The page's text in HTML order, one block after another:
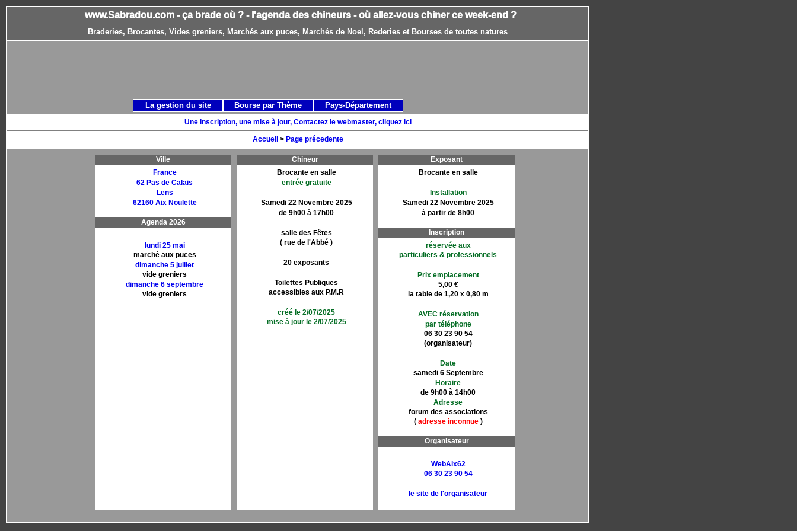
www.Sabradou.com - ça brade où ? - l'agenda des chineurs - où allez-vous chiner ce week-end ?
Braderies, Brocantes, Vides greniers, Marchés aux puces, Marchés de Noel, Rederies et Bourses de toutes natures
Une Inscription, une mise à jour, Contactez le webmaster, cliquez ici
Accueil > Page précedente
Ville
France
62 Pas de Calais
Lens
62160 Aix Noulette
Agenda 2026
lundi 25 mai
marché aux puces
dimanche 5 juillet
vide greniers
dimanche 6 septembre
vide greniers
Chineur
Brocante en salle
entrée gratuite
Samedi 22 Novembre 2025
de 9h00 à 17h00
salle des Fêtes
( rue de l'Abbé )
20 exposants
Toilettes Publiques
accessibles aux P.M.R
créé le 2/07/2025
mise à jour le 2/07/2025
Exposant
Brocante en salle
Installation
Samedi 22 Novembre 2025
à partir de 8h00
Inscription
réservée aux
particuliers & professionnels
Prix emplacement
5,00 €
la table de 1,20 x 0,80 m
AVEC réservation
par téléphone
06 30 23 90 54
(organisateur)
Date
samedi 6 Septembre
Horaire
de 9h00 à 14h00
Adresse
forum des associations
( adresse inconnue)
Organisateur
WebAix62
06 30 23 90 54
le site de l'organisateur
sur FaceBook
La gestion du site Bourse par Thème Pays-Département